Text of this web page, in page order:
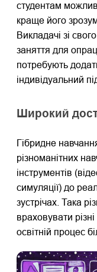
студентам
краще його
Викладачі зі
заняття для
потребують
індивідуальний
Широкий
Гібридне
різноманітних
інструментів
симуляції) до
зустрічах. Така
враховувати
освітній процес